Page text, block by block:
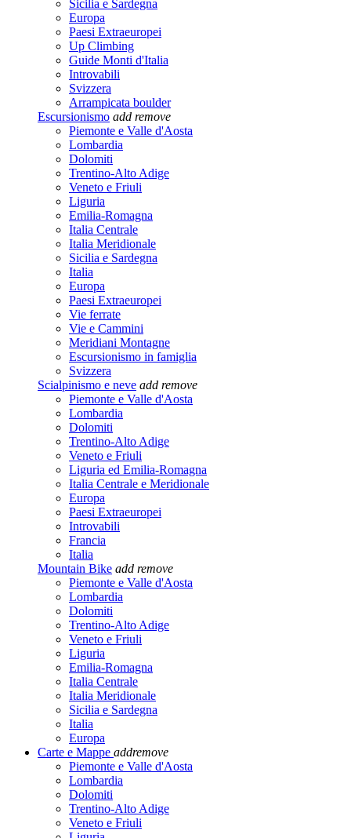
Sicilia e Sardegna
Europa
Paesi Extraeuropei
Up Climbing
Guide Monti d'Italia
Introvabili
Svizzera
Arrampicata boulder
Escursionismo add remove
Piemonte e Valle d'Aosta
Lombardia
Dolomiti
Trentino-Alto Adige
Veneto e Friuli
Liguria
Emilia-Romagna
Italia Centrale
Italia Meridionale
Sicilia e Sardegna
Italia
Europa
Paesi Extraeuropei
Vie ferrate
Vie e Cammini
Meridiani Montagne
Escursionismo in famiglia
Svizzera
Scialpinismo e neve add remove
Piemonte e Valle d'Aosta
Lombardia
Dolomiti
Trentino-Alto Adige
Veneto e Friuli
Liguria ed Emilia-Romagna
Italia Centrale e Meridionale
Europa
Paesi Extraeuropei
Introvabili
Francia
Italia
Mountain Bike add remove
Piemonte e Valle d'Aosta
Lombardia
Dolomiti
Trentino-Alto Adige
Veneto e Friuli
Liguria
Emilia-Romagna
Italia Centrale
Italia Meridionale
Sicilia e Sardegna
Italia
Europa
Carte e Mappe addremove
Piemonte e Valle d'Aosta
Lombardia
Dolomiti
Trentino-Alto Adige
Veneto e Friuli